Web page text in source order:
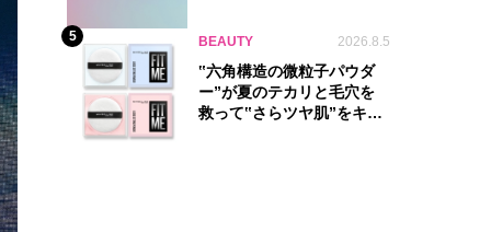
5 BEAUTY 2026.8.5
‟六角構造の微粒子パウダ
ー”が夏のテカリと毛穴を
救って‟さらツヤ肌”をキー